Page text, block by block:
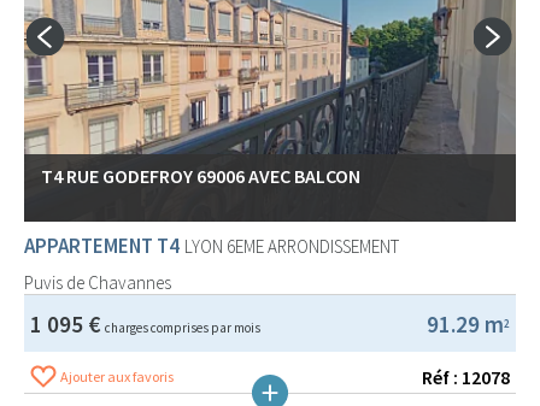
T4 RUE GODEFROY 69006 AVEC BALCON
APPARTEMENT T4 LYON 6EME ARRONDISSEMENT
Puvis de Chavannes
91.29 m2
1 095 € charges comprises par mois
Ajouter aux favoris Réf : 12078